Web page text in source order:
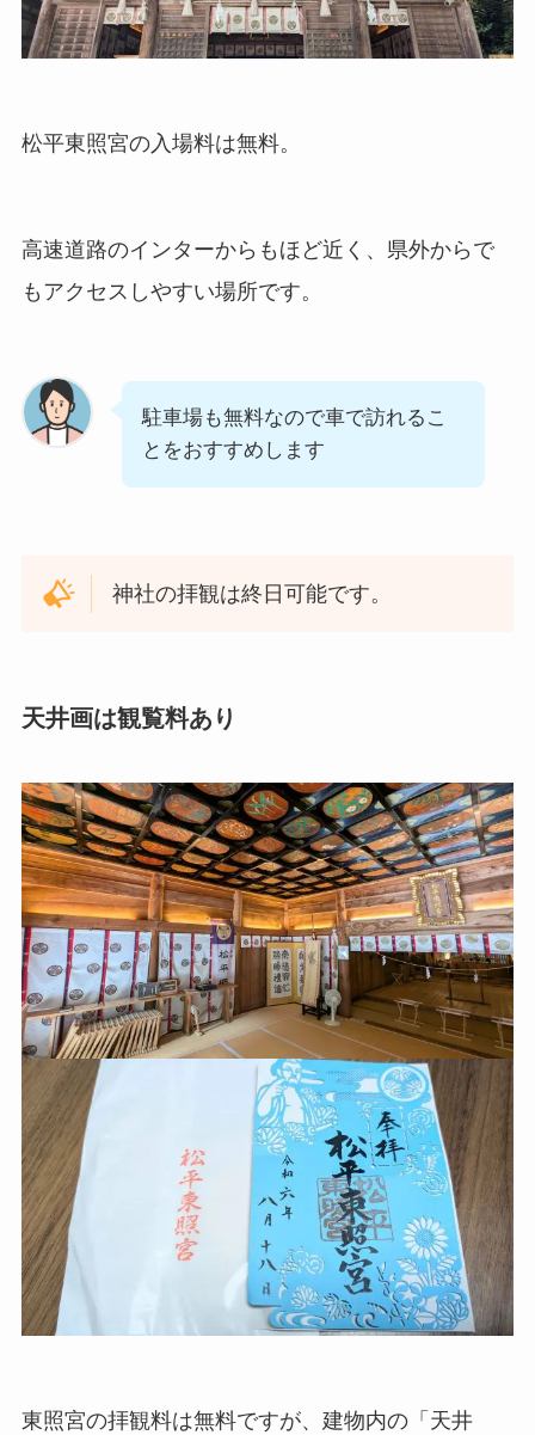
松平東照宮の入場料は無料。
高速道路のインターからもほど近く、県外からで
もアクセスしやすい場所です。
駐車場も無料なので車で訪れるこ
とをおすすめします
神社の拝観は終日可能です。
天井画は観覧料あり
東照宮の拝観料は無料ですが、建物内の「天井